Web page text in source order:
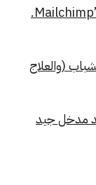
(والعلاج
مدخل جيد